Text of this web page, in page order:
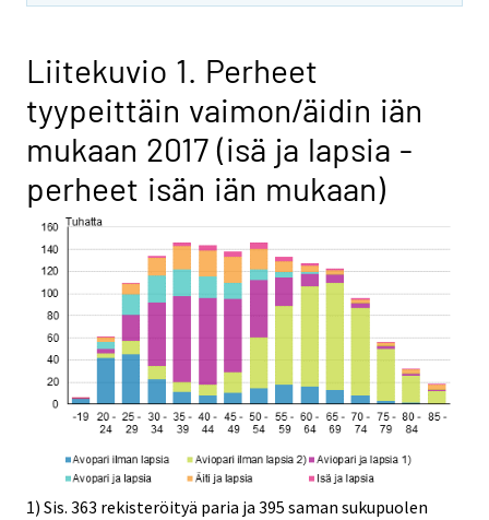
Liitekuvio 1. Perheet
tyypeittäin vaimon/äidin iän
mukaan 2017 (isä ja lapsia -
perheet isän iän mukaan)
1) Sis. 363 rekisteröityä paria ja 395 saman sukupuolen